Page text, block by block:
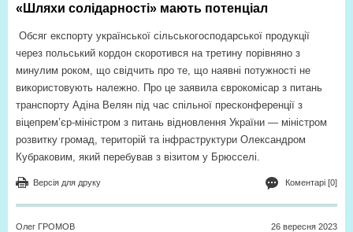
«Шляхи солідарності» мають потенціал
Обсяг експорту української сільськогосподарської продукції
через польський кордон скоротився на третину порівняно з
минулим роком, що свідчить про те, що наявні потужності не
використовують належно. Про це заявила єврокомісар з питань
транспорту Адіна Велян під час спільної пресконференції з
віцепрем’єр-міністром з питань відновлення України — міністром
розвитку громад, територій та інфраструктури Олександром
Кубраковим, який перебував з візитом у Брюсселі.
Коментарі [0]
Версія для друку
26 вересня 2023
Олег ГРОМОВ